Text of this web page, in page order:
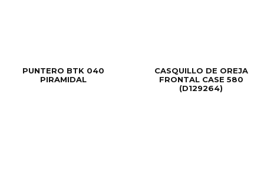
PUNTERO BTK 040
PIRAMIDAL
CASQUILLO DE OREJA
FRONTAL CASE 580
(D129264)